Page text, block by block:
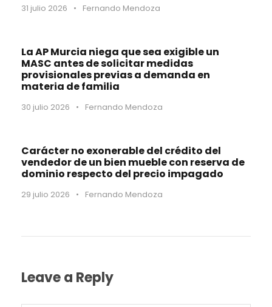
31 julio 2026 • Fernando Mendoza
La AP Murcia niega que sea exigible un
MASC antes de solicitar medidas
provisionales previas a demanda en
materia de familia
30 julio 2026 • Fernando Mendoza
Carácter no exonerable del crédito del
vendedor de un bien mueble con reserva de
dominio respecto del precio impagado
29 julio 2026 • Fernando Mendoza
Leave a Reply